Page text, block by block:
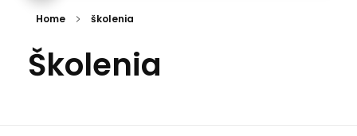
Home školenia
školenia